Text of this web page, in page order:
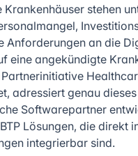
Krankenhäuser stehen
Anforderungen an die
eine angekündigte
adressiert genau
Softwarepartner
Lösungen, die direkt
integrierbar sind.